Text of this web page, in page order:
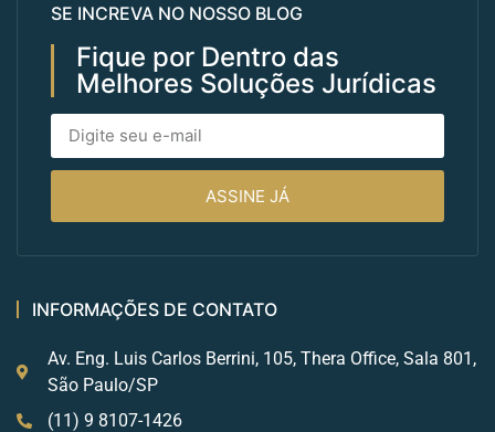
SE INCREVA NO NOSSO BLOG
Fique por Dentro das
Melhores Soluções Jurídicas
ASSINE JÁ
INFORMAÇÕES DE CONTATO
Av. Eng. Luis Carlos Berrini, 105, Thera Office, Sala 801,
São Paulo/SP
(11) 9 8107-1426